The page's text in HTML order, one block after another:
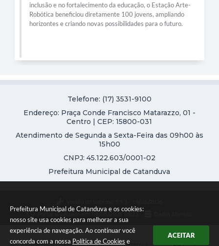
Prefeitura Municipal de Catanduva e os cookies:
nosso site usa cookies para melhorar a sua
experiência de navegação. Ao continuar você
concorda com a nossa Política de Cookies e
ACEITAR
inclusão e no fortalecimento da educação, o Estação Arte-
Robótica beneficiou diretamente 100 jovens, ampliando
horizontes e criando novas possibilidades para o futuro.
Telefone: (17) 3531-9100
Endereço: Praça Conde Francisco Matarazzo, 01 -
Centro | CEP: 15800-031
Atendimento de Segunda a Sexta-Feira das 09h00 às
15h00
CNPJ: 45.122.603/0001-02
Prefeitura Municipal de Catanduva
Portal atualizado em:
Copyright Instar - 2006-2026. Todos os direitos reservados -